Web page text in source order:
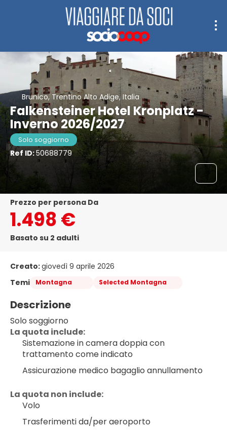
Brunico, Trentino Alto Adige, Italia
Falkensteiner Hotel Kronplatz -
Inverno 2026/2027
Solo soggiorno
Ref ID:50688779
Prezzo per persona Da
1.498 €
Basato su 2 adulti
Creato:giovedì 9 aprile 2026
Temi
Montagna Selected Montagna
Descrizione
Solo soggiorno
﻿La quota include:
Sistemazione in camera doppia con
trattamento come indicato
Assicurazione medico bagaglio annullamento
La quota non include:
Volo
Trasferimenti da/per aeroporto